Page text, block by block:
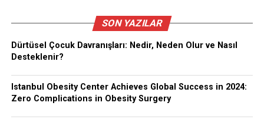
SON YAZILAR
Dürtüsel Çocuk Davranışları: Nedir, Neden Olur ve Nasıl
Desteklenir?
Istanbul Obesity Center Achieves Global Success in 2024:
Zero Complications in Obesity Surgery